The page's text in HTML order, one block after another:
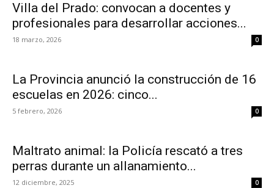
Villa del Prado: convocan a docentes y
profesionales para desarrollar acciones...
18 marzo, 2026 0
La Provincia anunció la construcción de 16
escuelas en 2026: cinco...
5 febrero, 2026 0
Maltrato animal: la Policía rescató a tres
perras durante un allanamiento...
12 diciembre, 2025 0